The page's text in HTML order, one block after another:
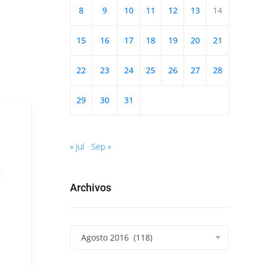
8 9 10 11 12 13 14
15 16 17 18 19 20 21
22 23 24 25 26 27 28
29 30 31
« Jul Sep »
Archivos
Agosto 2016 (118)